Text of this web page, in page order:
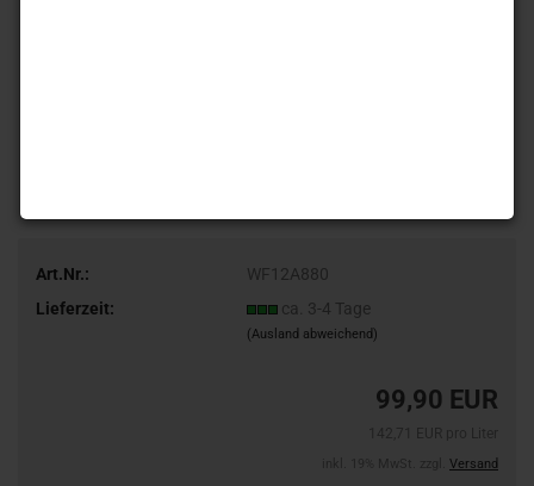
Art.Nr.:
WF12A880
Lieferzeit:
ca. 3-4 Tage
(Ausland abweichend)
99,90 EUR
Versand